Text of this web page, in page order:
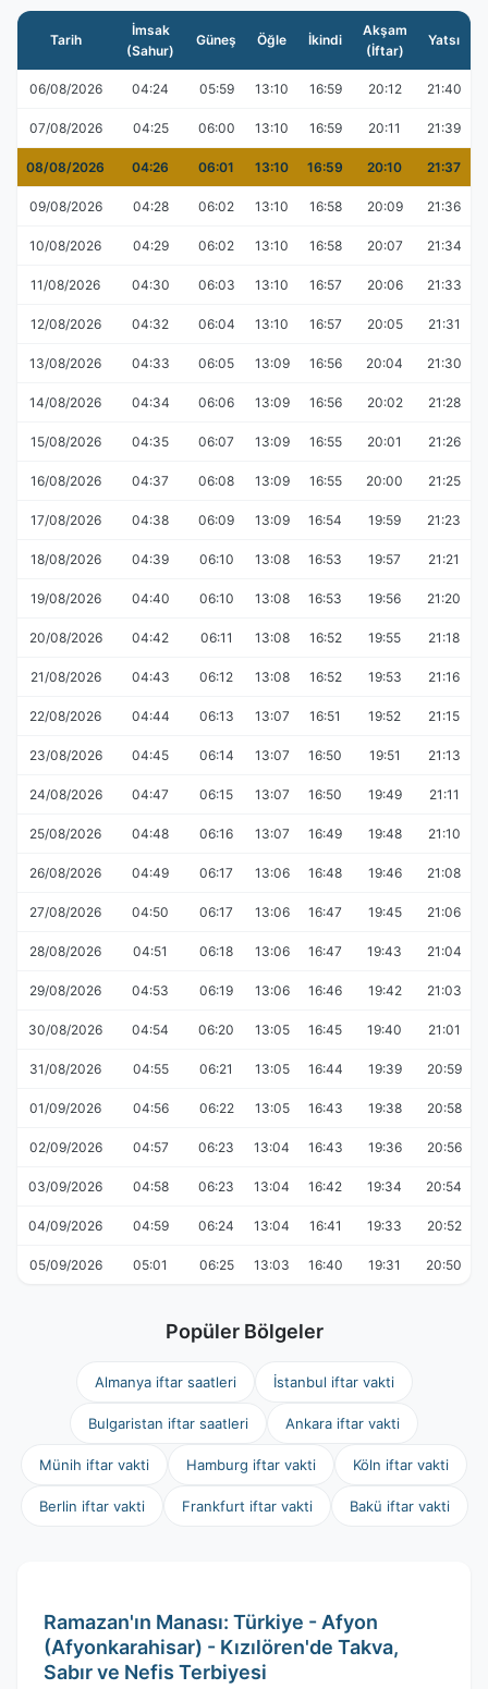
Tarih
İmsak
(Sahur)
Güneş Öğle İkindi
Akşam
(İftar)
Yatsı
06/08/2026 04:24 05:59 13:10 16:59 20:12 21:40
07/08/2026 04:25 06:00 13:10 16:59 20:11 21:39
08/08/2026 04:26 06:01 13:10 16:59 20:10 21:37
09/08/2026 04:28 06:02 13:10 16:58 20:09 21:36
10/08/2026 04:29 06:02 13:10 16:58 20:07 21:34
11/08/2026 04:30 06:03 13:10 16:57 20:06 21:33
12/08/2026 04:32 06:04 13:10 16:57 20:05 21:31
13/08/2026 04:33 06:05 13:09 16:56 20:04 21:30
14/08/2026 04:34 06:06 13:09 16:56 20:02 21:28
15/08/2026 04:35 06:07 13:09 16:55 20:01 21:26
16/08/2026 04:37 06:08 13:09 16:55 20:00 21:25
17/08/2026 04:38 06:09 13:09 16:54 19:59 21:23
18/08/2026 04:39 06:10 13:08 16:53 19:57 21:21
19/08/2026 04:40 06:10 13:08 16:53 19:56 21:20
20/08/2026 04:42 06:11 13:08 16:52 19:55 21:18
21/08/2026 04:43 06:12 13:08 16:52 19:53 21:16
22/08/2026 04:44 06:13 13:07 16:51 19:52 21:15
23/08/2026 04:45 06:14 13:07 16:50 19:51 21:13
24/08/2026 04:47 06:15 13:07 16:50 19:49 21:11
25/08/2026 04:48 06:16 13:07 16:49 19:48 21:10
26/08/2026 04:49 06:17 13:06 16:48 19:46 21:08
27/08/2026 04:50 06:17 13:06 16:47 19:45 21:06
28/08/2026 04:51 06:18 13:06 16:47 19:43 21:04
29/08/2026 04:53 06:19 13:06 16:46 19:42 21:03
30/08/2026 04:54 06:20 13:05 16:45 19:40 21:01
31/08/2026 04:55 06:21 13:05 16:44 19:39 20:59
01/09/2026 04:56 06:22 13:05 16:43 19:38 20:58
02/09/2026 04:57 06:23 13:04 16:43 19:36 20:56
03/09/2026 04:58 06:23 13:04 16:42 19:34 20:54
04/09/2026 04:59 06:24 13:04 16:41 19:33 20:52
05/09/2026 05:01 06:25 13:03 16:40 19:31 20:50
Popüler Bölgeler
Almanya iftar saatleri İstanbul iftar vakti
Bulgaristan iftar saatleri Ankara iftar vakti
Münih iftar vakti Hamburg iftar vakti Köln iftar vakti
Berlin iftar vakti Frankfurt iftar vakti Bakü iftar vakti
Ramazan'ın Manası: Türkiye - Afyon
(Afyonkarahisar) - Kızılören'de Takva,
Sabır ve Nefis Terbiyesi